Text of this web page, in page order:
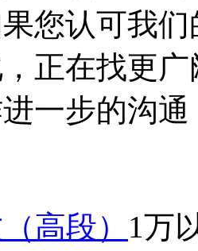
您认可我
正在找更
一步的沟
高段） 1万